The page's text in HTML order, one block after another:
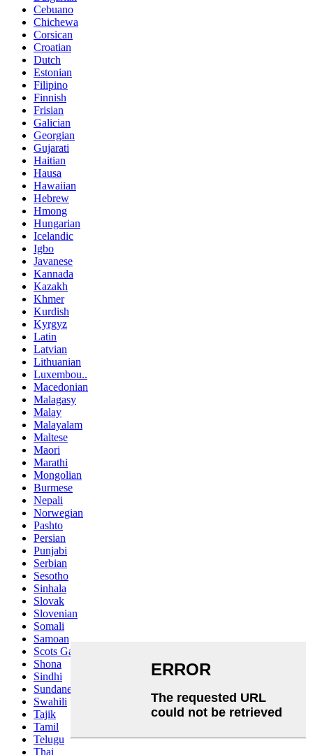
Cebuano
Chichewa
Corsican
Croatian
Dutch
Estonian
Filipino
Finnish
Frisian
Galician
Georgian
Gujarati
Haitian
Hausa
Hawaiian
Hebrew
Hmong
Hungarian
Icelandic
Igbo
Javanese
Kannada
Kazakh
Khmer
Kurdish
Kyrgyz
Latin
Latvian
Lithuanian
Luxembou..
Macedonian
Malagasy
Malay
Malayalam
Maltese
Maori
Marathi
Mongolian
Burmese
Nepali
Norwegian
Pashto
Persian
Punjabi
Serbian
Sesotho
Sinhala
Slovak
Slovenian
Somali
Samoan
Scots Gaelic
Shona
Sindhi
Sundanese
Swahili
Tajik
Tamil
Telugu
Thai